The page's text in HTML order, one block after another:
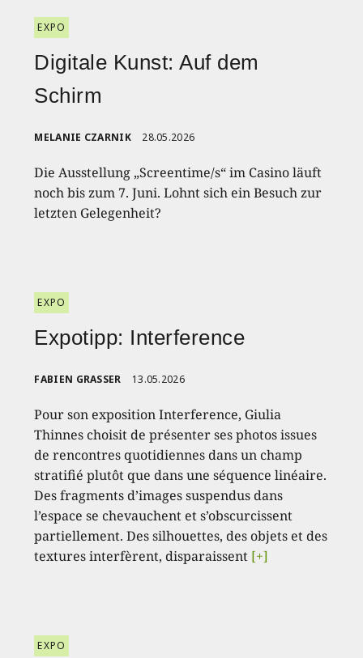
EXPO
Digitale Kunst: Auf dem
Schirm
MELANIE CZARNIK 28.05.2026
Die Ausstellung „Screentime/s“ im Casino läuft
noch bis zum 7. Juni. Lohnt sich ein Besuch zur
letzten Gelegenheit?
EXPO
Expotipp: Interference
FABIEN GRASSER 13.05.2026
Pour son exposition Interference, Giulia
Thinnes choisit de présenter ses photos issues
de rencontres quotidiennes dans un champ
stratifié plutôt que dans une séquence linéaire.
Des fragments d’images suspendus dans
l’espace se chevauchent et s’obscurcissent
partiellement. Des silhouettes, des objets et des
textures interfèrent, disparaissent [+]
EXPO